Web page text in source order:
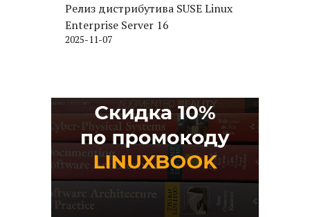
Релиз дистрибутива SUSE Linux
Enterprise Server 16
2025-11-07